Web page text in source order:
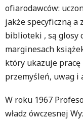
ofiarodawców:
jakże specyficzną a
biblioteki , są glosy
marginesach
który ukazuje
przemyśleń, uwag i
W roku 1967
władz ówczesnej